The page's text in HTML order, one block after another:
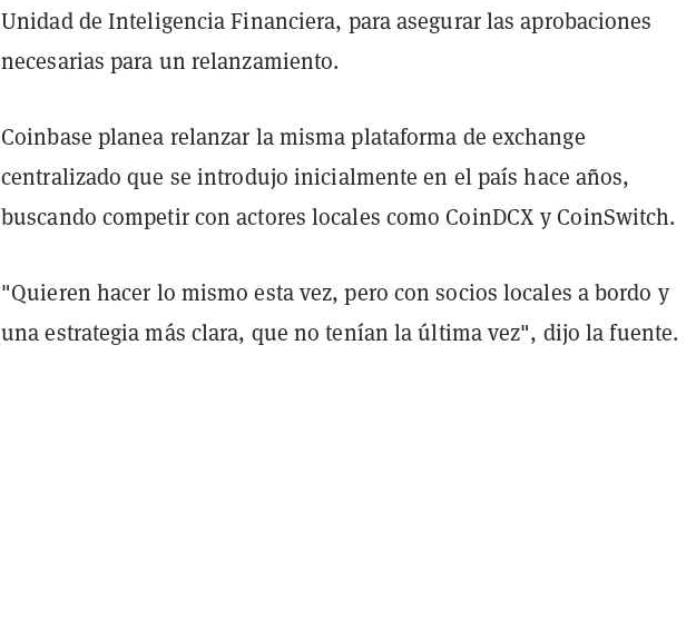
Unidad de Inteligencia Financiera, para asegurar las aprobaciones
necesarias para un relanzamiento.
Coinbase planea relanzar la misma plataforma de exchange
centralizado que se introdujo inicialmente en el país hace años,
buscando competir con actores locales como CoinDCX y CoinSwitch.
"Quieren hacer lo mismo esta vez, pero con socios locales a bordo y
una estrategia más clara, que no tenían la última vez", dijo la fuente.